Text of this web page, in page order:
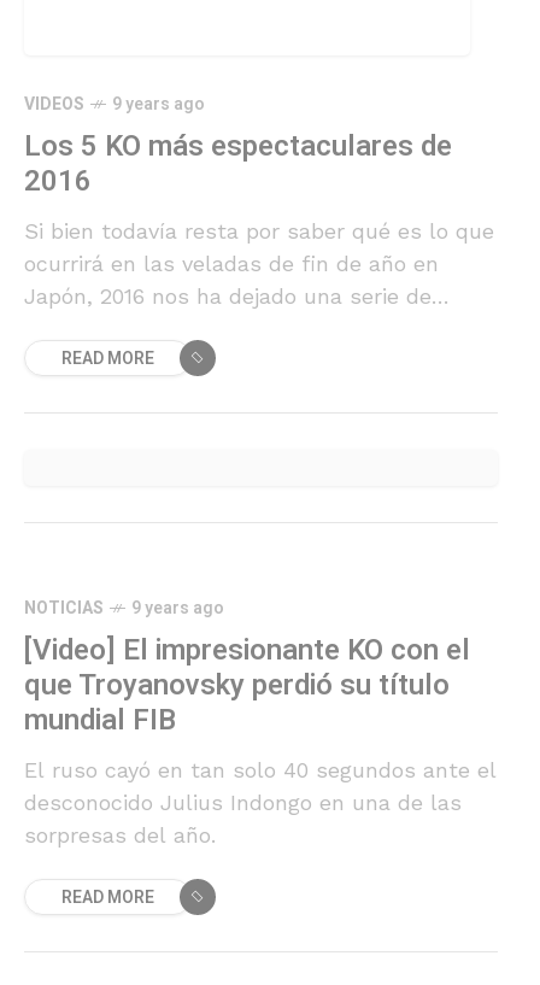
VIDEOS 9 years ago
Los 5 KO más espectaculares de
2016
Si bien todavía resta por saber qué es lo que
ocurrirá en las veladas de fin de año en
Japón, 2016 nos ha dejado una serie de
continuación.
READ MORE
NOTICIAS 9 years ago
[Video] El impresionante KO con el
que Troyanovsky perdió su título
mundial FIB
El ruso cayó en tan solo 40 segundos ante el
desconocido Julius Indongo en una de las
sorpresas del año.
READ MORE